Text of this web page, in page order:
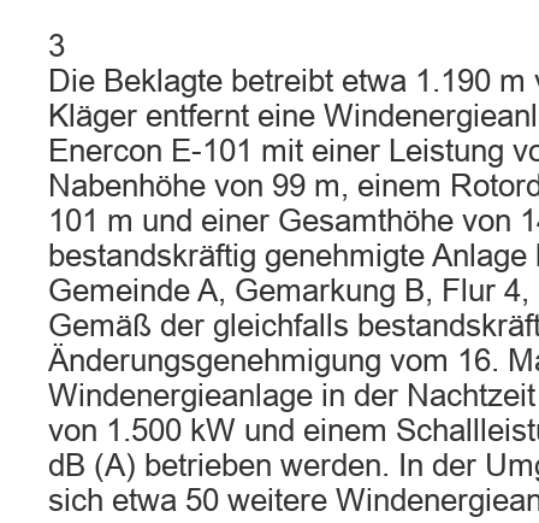
3
Die Beklagte betreibt etwa 1.190
Kläger entfernt eine
Enercon E-101 mit einer Leistung
Nabenhöhe von 99 m, einem
101 m und einer Gesamthöhe von
bestandskräftig genehmigte Anlage
Gemeinde A, Gemarkung B, Flur
Gemäß der gleichfalls
Änderungsgenehmigung vom 16.
Windenergieanlage in der
von 1.500 kW und einem
dB (A) betrieben werden. In der
sich etwa 50 weitere